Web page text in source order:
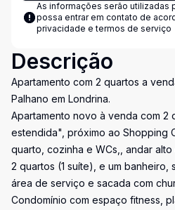
As informações serão utilizadas
possa entrar em contato de
privacidade e termos de serviço
Descrição
Apartamento com 2 quartos a
Palhano em Londrina.
Apartamento novo à venda com 2
estendida", próximo ao Shopping
quarto, cozinha e WCs,, andar alto
2 quartos (1 suíte), e um banheiro,
área de serviço e sacada com
Condomínio com espaço fitness,